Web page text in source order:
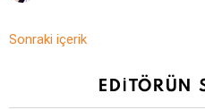
Sonraki içerik
EDITÖRÜN